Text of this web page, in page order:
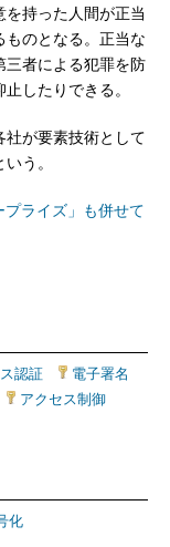
持った人間が正当
ものとなる。正当な
三者による犯罪を防
したりできる。
が要素技術として
う。
ライズ」も併せて
認証 電子署名
アクセス制御
化